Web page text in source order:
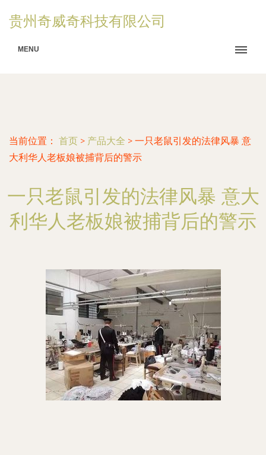
贵州奇威奇科技有限公司
MENU
当前位置： 首页 > 产品大全 > 一只老鼠引发的法律风暴 意
大利华人老板娘被捕背后的警示
一只老鼠引发的法律风暴 意大
利华人老板娘被捕背后的警示